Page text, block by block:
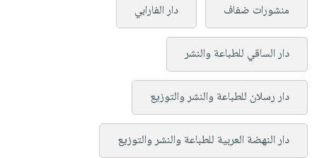
منشورات ضفاف دار الفارابي
دار الساقي للطباعة والنشر
دار رسلان للطباعة والنشر والتوزيع
دار النهضة العربية للطباعة والنشر والتوزيع